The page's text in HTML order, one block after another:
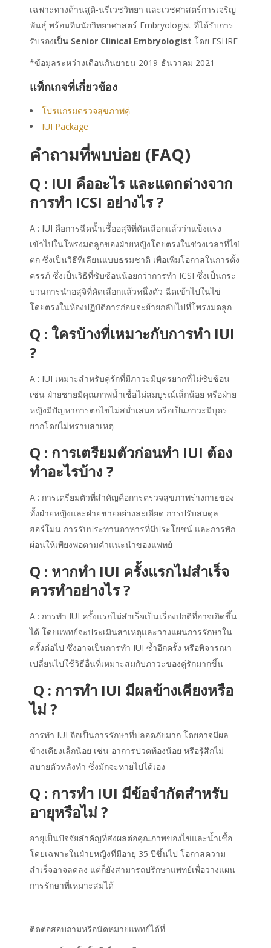
เฉพาะทางด้านสูติ-นรีเวชวิทยา และเวชศาสตร์การเจริญ
พันธุ์ พร้อมทีมนักวิทยาศาสตร์ Embryologist ที่ได้รับการ
รับรองเป็น Senior Clinical Embryologist โดย ESHRE
*ข้อมูลระหว่างเดือนกันยายน 2019-ธันวาคม 2021
แพ็กเกจที่เกี่ยวข้อง
โปรแกรมตรวจสุขภาพคู่
IUI Package
คำถามที่พบบ่อย (FAQ)
Q : IUI คืออะไร และแตกต่างจาก
การทำ ICSI อย่างไร ?
A : IUI คือการฉีดน้ำเชื้ออสุจิที่คัดเลือกแล้วว่าแข็งแรง
เข้าไปในโพรงมดลูกของฝ่ายหญิงโดยตรงในช่วงเวลาที่ไข่
ตก ซึ่งเป็นวิธีที่เลียนแบบธรมชาติ เพื่อเพิ่มโอกาสในการตั้ง
ครรภ์ ซึ่งเป็นวิธีที่ซับซ้อนน้อยกว่าการทำ ICSI ซึ่งเป็นกระ
บวนการนำอสุจิที่คัดเลือกแล้วหนึ่งตัว ฉีดเข้าไปในไข่
โดยตรงในห้องปฏิบัติการก่อนจะย้ายกลับไปที่โพรงมดลูก
Q : ใครบ้างที่เหมาะกับการทำ IUI
?
A : IUI เหมาะสำหรับคู่รักที่มีภาวะมีบุตรยากที่ไม่ซับซ้อน
เช่น ฝ่ายชายมีคุณภาพน้ำเชื้อไม่สมบูรณ์เล็กน้อย หรือฝ่าย
หญิงมีปัญหาการตกไข่ไม่สม่ำเสมอ หรือเป็นภาวะมีบุตร
ยากโดยไม่ทราบสาเหตุ
Q : การเตรียมตัวก่อนทำ IUI ต้อง
ทำอะไรบ้าง ?
A : การเตรียมตัวที่สำคัญคือการตรวจสุขภาพร่างกายของ
ทั้งฝ่ายหญิงและฝ่ายชายอย่างละเอียด การปรับสมดุล
ฮอร์โมน การรับประทานอาหารที่มีประโยชน์ และการพัก
ผ่อนให้เพียงพอตามคำแนะนำของแพทย์
Q : หากทำ IUI ครั้งแรกไม่สำเร็จ
ควรทำอย่างไร ?
A : การทำ IUI ครั้งแรกไม่สำเร็จเป็นเรื่องปกติที่อาจเกิดขึ้น
ได้ โดยแพทย์จะประเมินสาเหตุและวางแผนการรักษาใน
ครั้งต่อไป ซึ่งอาจเป็นการทำ IUI ซ้ำอีกครั้ง หรือพิจารณา
เปลี่ยนไปใช้วิธีอื่นที่เหมาะสมกับภาวะของคู่รักมากขึ้น
Q : การทำ IUI มีผลข้างเคียงหรือ
ไม่ ?
การทำ IUI ถือเป็นการรักษาที่ปลอดภัยมาก โดยอาจมีผล
ข้างเคียงเล็กน้อย เช่น อาการปวดท้องน้อย หรือรู้สึกไม่
สบายตัวหลังทำ ซึ่งมักจะหายไปได้เอง
Q : การทำ IUI มีข้อจำกัดสำหรับ
อายุหรือไม่ ?
อายุเป็นปัจจัยสำคัญที่ส่งผลต่อคุณภาพของไข่และน้ำเชื้อ
โดยเฉพาะในฝ่ายหญิงที่มีอายุ 35 ปีขึ้นไป โอกาสความ
สำเร็จอาจลดลง แต่ก็ยังสามารถปรึกษาแพทย์เพื่อวางแผน
การรักษาที่เหมาะสมได้
ติดต่อสอบถามหรือนัดหมายแพทย์ได้ที่